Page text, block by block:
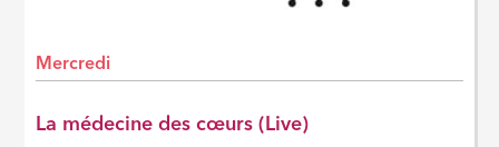
Mercredi
La médecine des cœurs (Live)